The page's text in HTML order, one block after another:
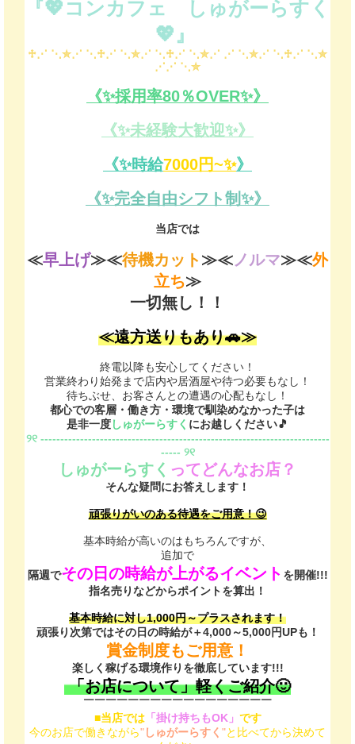
『💖コンカフェ しゅがーらすく
💖』
♱⋰ ⋱✮⋰ ⋱♱⋰ ⋱✮⋰ ⋱♱⋰ ⋱✮⋰ ⋰ ⋱✮⋰ ⋱♱⋰ ⋱✮
⋰⋰ ⋱✮
《✨️採用率80％OVER✨️》
《✨️未経験大歓迎✨️》
《✨️時給7000円~✨️》
《✨️完全自由シフト制✨️》
当店では
≪早上げ≫≪待機カット ≫≪ノルマ≫≪外
立ち≫
一切無し！！
≪遠方送りもあり🚗≫
終電以降も安心してください！
営業終わり始発まで店内や居酒屋や待つ必要もなし！
待ちぶせ、お客さんとの遭遇の心配もなし！
都心での客層・働き方・環境で馴染めなかった子は
是非一度しゅがーらすく にお越しください🎵
୨୧ -------------------------------------------------------------------------
----- ୨୧
しゅがーらすく ってどんなお店？
そんな疑問にお答えします！
頑張りがいのある待遇をご用意！😉
基本時給が高いのはもちろんですが、
追加で
隔週でその日の時給が上がるイベント を開催!!!
指名売りなどからポイントを算出！
基本時給に対し1,000円～プラスされます！
頑張り次第ではその日の時給が＋4,000～5,000円UPも！
賞金制度もご用意！
楽しく稼げる環境作りを徹底しています!!!
「お店について」軽くご紹介🙂
￣￣￣￣￣￣￣￣￣￣￣￣￣￣￣￣￣
■当店では「掛け持ちもOK」 です
今のお店で働きながら"しゅがーらすく "と比べてから決めて